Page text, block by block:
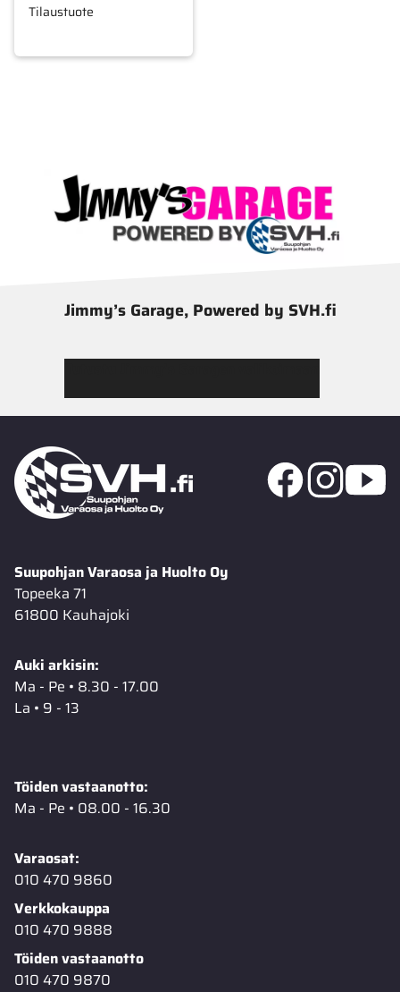
Tilaustuote
Jimmy’s Garage, Powered by SVH.fi
Suupohjan Varaosa ja Huolto Oy
Topeeka 71
61800 Kauhajoki
Auki arkisin:
Ma - Pe • 8.30 - 17.00
La • 9 - 13
Töiden vastaanotto:
Ma - Pe • 08.00 - 16.30
Varaosat:
010 470 9860
Verkkokauppa
010 470 9888
Töiden vastaanotto
010 470 9870